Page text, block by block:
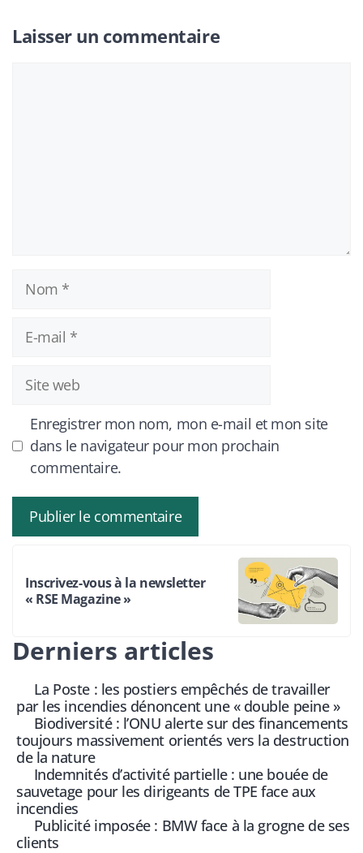
Laisser un commentaire
Nom
mail
Site
web
Enregistrer mon nom, mon e-mail et mon site
dans le navigateur pour mon prochain
commentaire.
Inscrivez-vous à la newsletter
« RSE Magazine »
Derniers articles
La Poste : les postiers empêchés de travailler
par les incendies dénoncent une « double peine »
Biodiversité : l’ONU alerte sur des financements
toujours massivement orientés vers la destruction
de la nature
Indemnités d’activité partielle : une bouée de
sauvetage pour les dirigeants de TPE face aux
incendies
Publicité imposée : BMW face à la grogne de ses
clients